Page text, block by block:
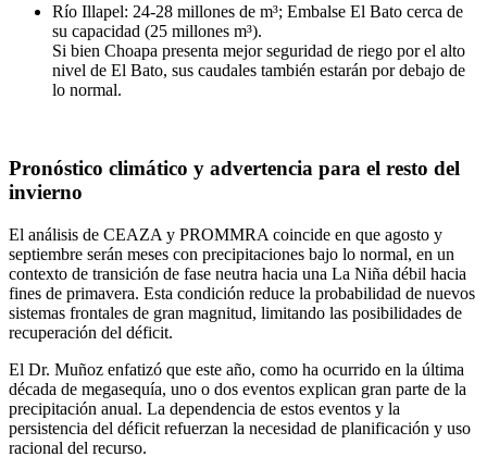
Río Illapel: 24-28 millones de m³; Embalse El Bato cerca de
su capacidad (25 millones m³).
Si bien Choapa presenta mejor seguridad de riego por el alto
nivel de El Bato, sus caudales también estarán por debajo de
lo normal.
Pronóstico climático y advertencia para el resto del
invierno
El análisis de CEAZA y PROMMRA coincide en que agosto y
septiembre serán meses con precipitaciones bajo lo normal, en un
contexto de transición de fase neutra hacia una La Niña débil hacia
fines de primavera. Esta condición reduce la probabilidad de nuevos
sistemas frontales de gran magnitud, limitando las posibilidades de
recuperación del déficit.
El Dr. Muñoz enfatizó que este año, como ha ocurrido en la última
década de megasequía, uno o dos eventos explican gran parte de la
precipitación anual. La dependencia de estos eventos y la
persistencia del déficit refuerzan la necesidad de planificación y uso
racional del recurso.